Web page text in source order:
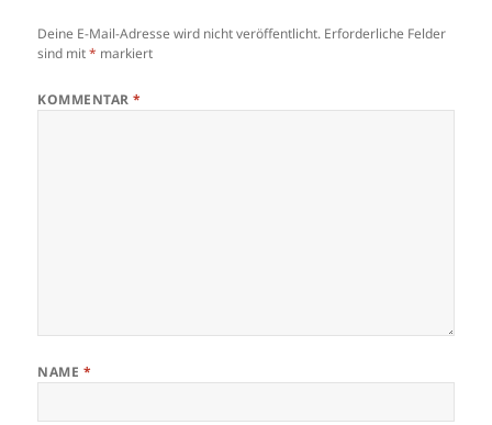
Deine E-Mail-Adresse wird nicht veröffentlicht. Erforderliche Felder
sind mit* markiert
KOMMENTAR*
NAME *